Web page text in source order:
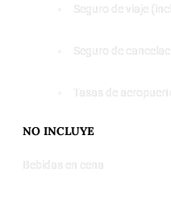
Seguro de viaje
Seguro de
Tasas de
NO INCLUYE
Bebidas en cena